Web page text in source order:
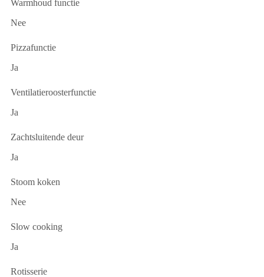
Warmhoud functie
Nee
Pizzafunctie
Ja
Ventilatieroosterfunctie
Ja
Zachtsluitende deur
Ja
Stoom koken
Nee
Slow cooking
Ja
Rotisserie